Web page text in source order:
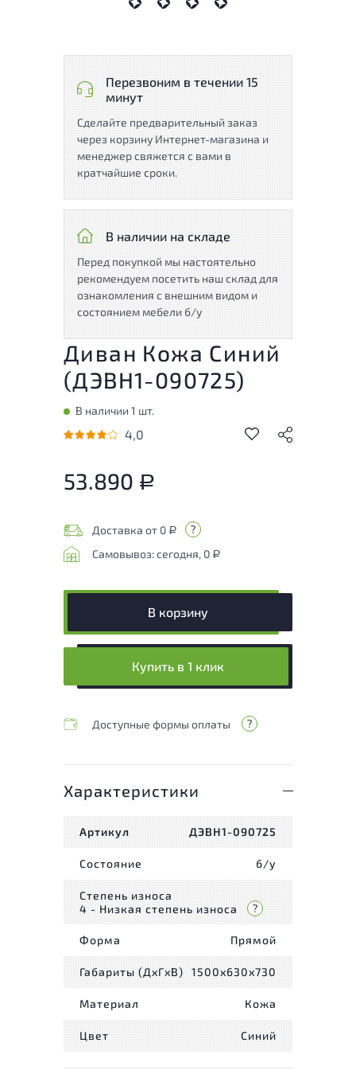
Перезвоним в течении 15
минут
Сделайте предварительный заказ
через корзину Интернет-магазина и
менеджер свяжется с вами в
кратчайшие сроки.
В наличии на складе
Перед покупкой мы настоятельно
рекомендуем посетить наш склад для
ознакомления с внешним видом и
состоянием мебели б/у
Диван Кожа Синий
(ДЭВН1-090725)
В наличии 1 шт.
4,0
53.890 Р
Доставка от 0 Р
Самовывоз: сегодня, 0 Р
В корзину
Купить в 1 клик
Доступные формы оплаты
Характеристики
Артикул ДЭВН1-090725
Состояние б/у
Степень износа
4 - Низкая степень износа
Форма Прямой
Габариты (ДxГxВ) 1500x630x730
Материал Кожа
Цвет Синий